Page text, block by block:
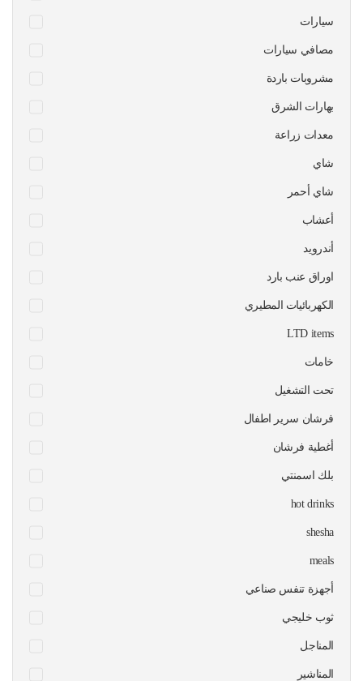
سيارات
مصافي سيارات
مشروبات باردة
بهارات الشرق
معدات زراعة
شاي
شاي أحمر
أعشاب
أندرويد
اوراق عنب بارد
الكهربائيات المطيري
LTD items
خامات
تحت التشغيل
فرشان سرير اطفال
أغطية فرشان
بلك اسمنتي
hot drinks
shesha
meals
أجهزة تنفس صناعي
ثوب خليجي
المناجل
المناشير